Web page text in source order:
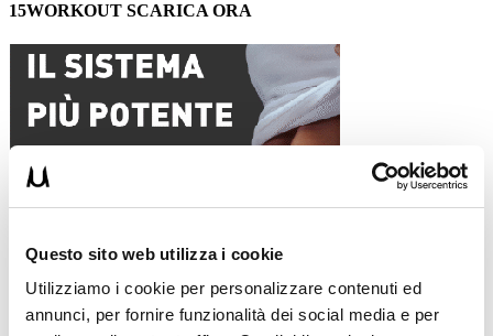
Questo sito web utilizza i cookie
Utilizziamo i cookie per personalizzare contenuti ed
annunci, per fornire funzionalità dei social media e per
15WORKOUT SCARICA ORA